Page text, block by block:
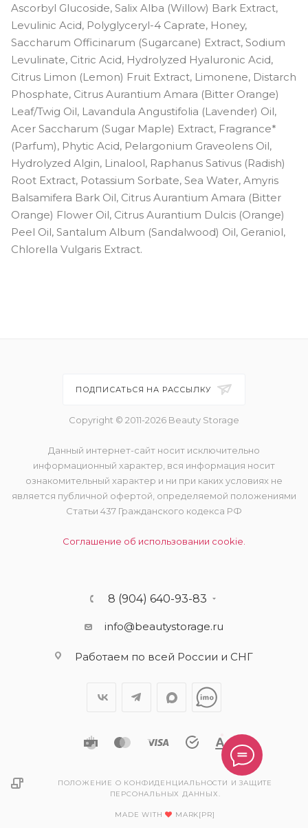
Ascorbyl Glucoside, Salix Alba (Willow) Bark Extract,
Levulinic Acid, Polyglyceryl-4 Caprate, Honey,
Saccharum Officinarum (Sugarcane) Extract, Sodium
Levulinate, Citric Acid, Hydrolyzed Hyaluronic Acid,
Citrus Limon (Lemon) Fruit Extract, Limonene, Distarch
Phosphate, Citrus Aurantium Amara (Bitter Orange)
Leaf/Twig Oil, Lavandula Angustifolia (Lavender) Oil,
Acer Saccharum (Sugar Maple) Extract, Fragrance*
(Parfum), Phytic Acid, Pelargonium Graveolens Oil,
Hydrolyzed Algin, Linalool, Raphanus Sativus (Radish)
Root Extract, Potassium Sorbate, Sea Water, Amyris
Balsamifera Bark Oil, Citrus Aurantium Amara (Bitter
Orange) Flower Oil, Citrus Aurantium Dulcis (Orange)
Peel Oil, Santalum Album (Sandalwood) Oil, Geraniol,
Chlorella Vulgaris Extract.
ПОДПИСАТЬСЯ НА РАССЫЛКУ
Copyright © 2011-2026 Beauty Storage
Данный интернет-сайт носит исключительно
информационный характер, вся информация носит
ознакомительный характер и ни при каких условиях не
является публичной офертой, определяемой положениями
Статьи 437 Гражданского кодекса РФ
Соглашение об использовании cookie.
8 (904) 640-93-83
info@beautystorage.ru
Работаем по всей России и СНГ
ПОЛОЖЕНИЕ О КОНФИДЕНЦИАЛЬНОСТИ И ЗАЩИТЕ
ПЕРСОНАЛЬНЫХ ДАННЫХ.
MADE WITH MARK[PR]